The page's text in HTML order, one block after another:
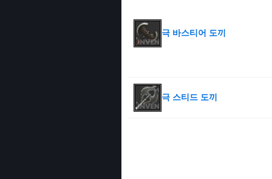
극 바스티어 도끼
극 스티드 도끼